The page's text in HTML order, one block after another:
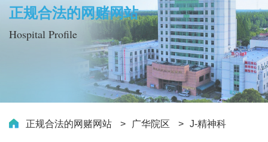
正规合法的网赌网站
Hospital Profile
正规合法的网赌网站 广华院区 J-精神科